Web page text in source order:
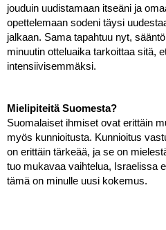
jouduin uudistamaan itseäni ja
opettelemaan sodeni täysi
jalkaan. Sama tapahtuu nyt,
minuutin otteluaika tarkoittaa sitä,
intensiivisemmäksi.
Mielipiteitä Suomesta?
Suomalaiset ihmiset ovat erittäin
myös kunnioitusta. Kunnioitus
on erittäin tärkeää, ja se on
tuo mukavaa vaihtelua, Israelissa
tämä on minulle uusi kokemus.